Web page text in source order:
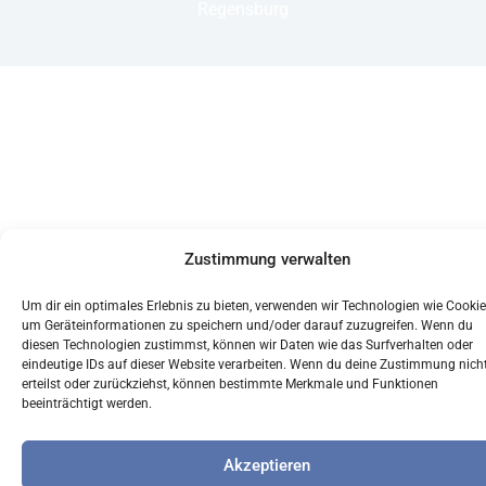
Zustimmung verwalten
Um dir ein optimales Erlebnis zu bieten, verwenden wir Technologien wie
um Geräteinformationen zu speichern und/oder darauf zuzugreifen. Wenn du
diesen Technologien zustimmst, können wir Daten wie das Surfverhalten oder
eindeutige IDs auf dieser Website verarbeiten. Wenn du deine Zustimmung
erteilst oder zurückziehst, können bestimmte Merkmale und Funktionen
beeinträchtigt werden.
Akzeptieren